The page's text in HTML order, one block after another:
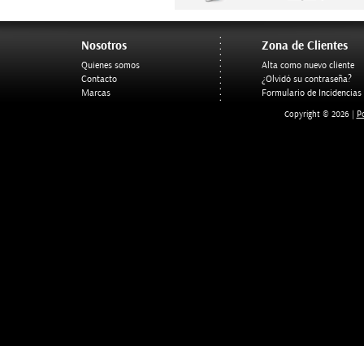
Nosotros
Quienes somos
Contacto
Marcas
Zona de Clientes
Alta como nuevo cliente
¿Olvidó su contraseña?
Formulario de Incidencias
Copyright © 2026 |